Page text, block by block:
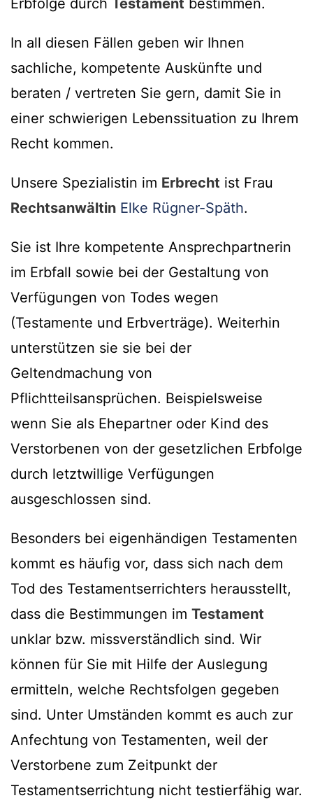
Erbfolge durch Testament bestimmen.
In all diesen Fällen geben wir Ihnen
sachliche, kompetente Auskünfte und
beraten / vertreten Sie gern, damit Sie in
einer schwierigen Lebenssituation zu Ihrem
Recht kommen.
Unsere Spezialistin im Erbrecht ist Frau
Rechtsanwältin Elke Rügner-Späth.
Sie ist Ihre kompetente Ansprechpartnerin
im Erbfall sowie bei der Gestaltung von
Verfügungen von Todes wegen
(Testamente und Erbverträge). Weiterhin
unterstützen sie sie bei der
Geltendmachung von
Pflichtteilsansprüchen. Beispielsweise
wenn Sie als Ehepartner oder Kind des
Verstorbenen von der gesetzlichen Erbfolge
durch letztwillige Verfügungen
ausgeschlossen sind.
Besonders bei eigenhändigen Testamenten
kommt es häufig vor, dass sich nach dem
Tod des Testamentserrichters herausstellt,
dass die Bestimmungen im Testament
unklar bzw. missverständlich sind. Wir
können für Sie mit Hilfe der Auslegung
ermitteln, welche Rechtsfolgen gegeben
sind. Unter Umständen kommt es auch zur
Anfechtung von Testamenten, weil der
Verstorbene zum Zeitpunkt der
Testamentserrichtung nicht testierfähig war.